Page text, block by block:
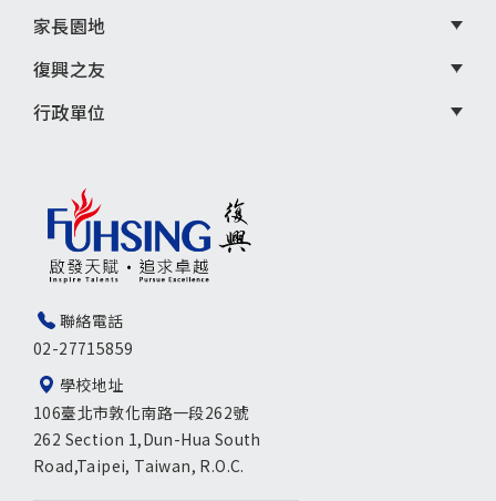
聯絡電話
02-27715859
學校地址
106臺北市敦化南路一段262號
262 Section 1,Dun-Hua South
Road,Taipei, Taiwan, R.O.C.
家長園地
復興之友
行政單位